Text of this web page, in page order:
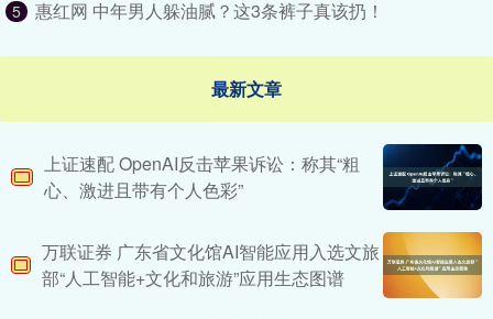
5 惠红网 中年男人躲油腻？这3条裤子真该扔！
最新文章
上证速配 OpenAI反击苹果诉讼：称其“粗
心、激进且带有个人色彩”
万联证券 广东省文化馆AI智能应用入选文旅
部“人工智能+文化和旅游”应用生态图谱